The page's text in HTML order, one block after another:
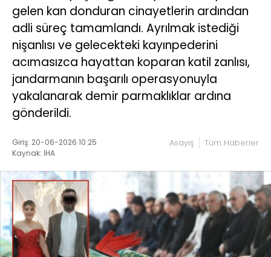
gelen kan donduran cinayetlerin ardından
adli süreç tamamlandı. Ayrılmak istediği
nişanlısı ve gelecekteki kayınpederini
acımasızca hayattan koparan katil zanlısı,
jandarmanın başarılı operasyonuyla
yakalanarak demir parmaklıklar ardına
gönderildi.
Giriş: 20-06-2026 10:25
Kaynak: İHA
Asayiş Tüm Haberler